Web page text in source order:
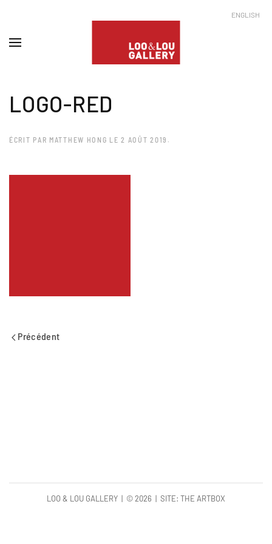
ENGLISH
LOGO-RED
ÉCRIT PAR MATTHEW HONG LE2 AOÛT 2019 .
Précédent
LOO & LOU GALLERY | ©2026 | SITE: THE ARTBOX